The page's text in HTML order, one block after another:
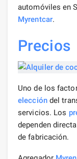
automóviles en
Myrentcar.
Precios
Uno de los
eleccióndel
servicios. Los
dependen
de fabricación.